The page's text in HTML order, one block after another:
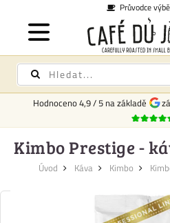
Průvodce
Hodnoceno4,9/5 na základě
Kimbo Prestige -
Úvod Káva Kimbo